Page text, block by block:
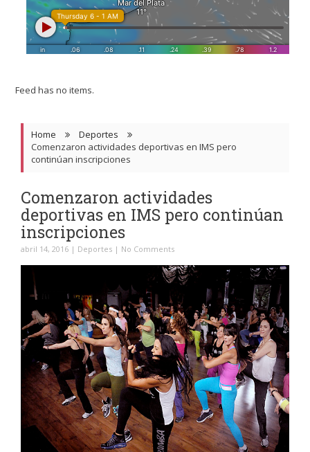
Feed has no items.
Home
Deportes
Comenzaron actividades deportivas en IMS pero
continúan inscripciones
Comenzaron actividades
deportivas en IMS pero continúan
inscripciones
abril 14, 2016 | Deportes | No Comments